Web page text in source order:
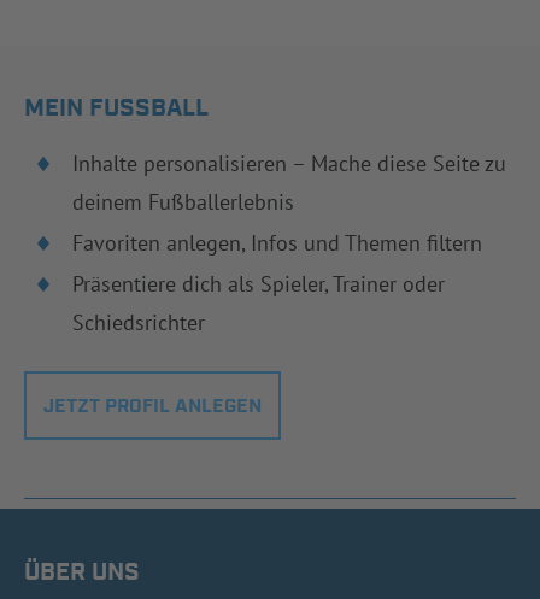
MEIN FUSSBALL
Inhalte personalisieren – Mache diese Seite zu
deinem Fußballerlebnis
Favoriten anlegen, Infos und Themen filtern
Präsentiere dich als Spieler, Trainer oder
Schiedsrichter
JETZT PROFIL ANLEGEN
ÜBER UNS